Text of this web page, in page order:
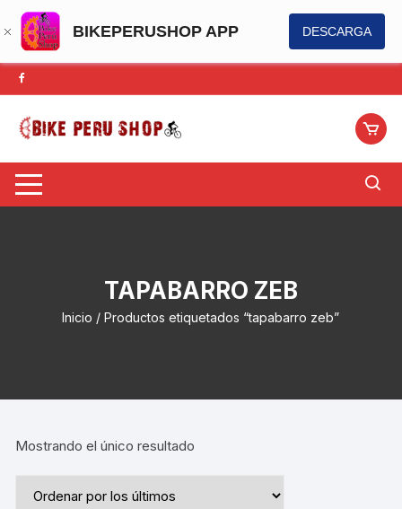
BIKEPERUSHOP APP DESCARGA
Saltar
al
contenido
TAPABARRO ZEB
Inicio / Productos etiquetados “tapabarro zeb”
Mostrando el único resultado